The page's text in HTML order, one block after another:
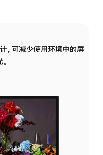
，可减少使用环境中的屏